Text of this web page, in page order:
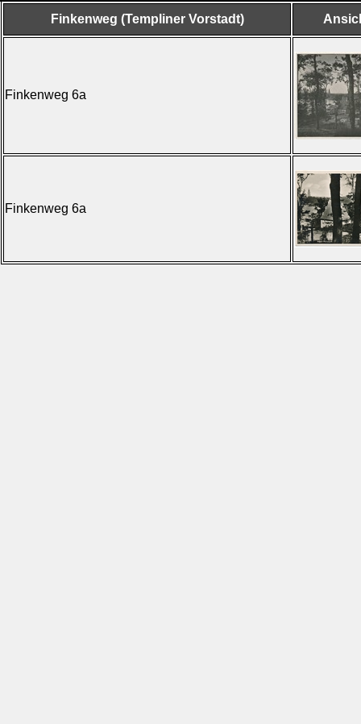
Finkenweg (Templiner Vorstadt)
Finkenweg 6a
Finkenweg 6a